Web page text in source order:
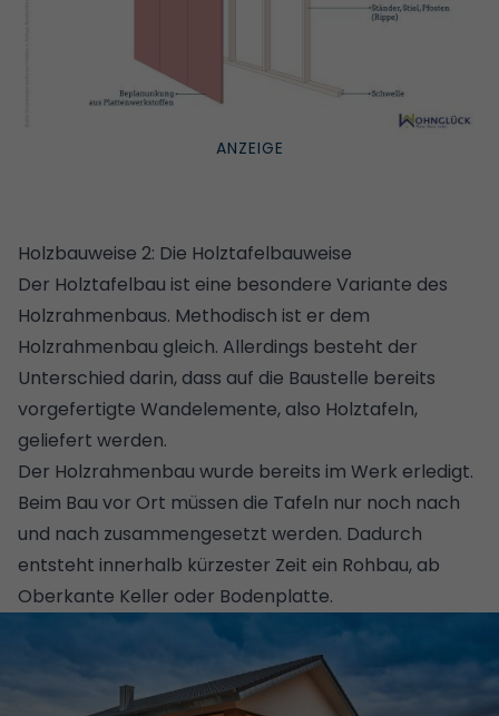
Holzbauweise 2: Die Holztafelbauweise
Der Holztafelbau ist eine besondere Variante des
Holzrahmenbaus. Methodisch ist er dem
Holzrahmenbau gleich. Allerdings besteht der
Unterschied darin, dass auf die Baustelle bereits
vorgefertigte Wandelemente, also Holztafeln,
geliefert werden.
Der Holzrahmenbau wurde bereits im Werk erledigt.
Beim Bau vor Ort müssen die Tafeln nur noch nach
und nach zusammengesetzt werden. Dadurch
entsteht innerhalb kürzester Zeit ein Rohbau, ab
Oberkante Keller oder Bodenplatte.